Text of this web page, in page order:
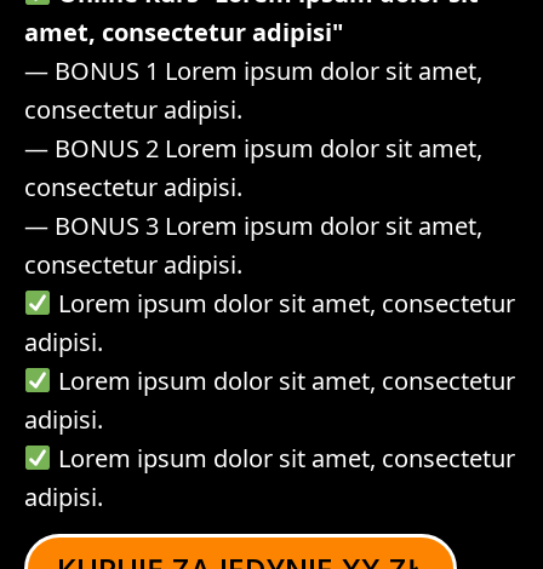
amet, consectetur adipisi"
— BONUS 1 Lorem ipsum dolor sit amet,
consectetur adipisi.
— BONUS 2 Lorem ipsum dolor sit amet,
consectetur adipisi.
— BONUS 3 Lorem ipsum dolor sit amet,
consectetur adipisi.
Lorem ipsum dolor sit amet, consectetur
adipisi.
Lorem ipsum dolor sit amet, consectetur
adipisi.
Lorem ipsum dolor sit amet, consectetur
adipisi.